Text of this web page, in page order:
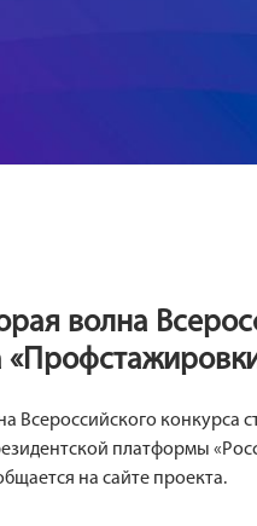
волна
Всероссийского конкурса
платформы
на сайте проекта.